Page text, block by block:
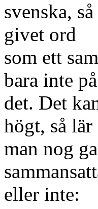
svenska,
givet ord
som ett
bara inte på
det. Det
högt, så lär
man nog
eller inte: